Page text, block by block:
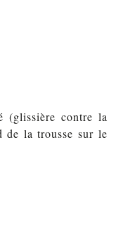
(glissière contre la
de la trousse sur le